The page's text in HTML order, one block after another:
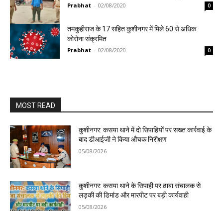
Prabhat - 02/08/2020 0
तमकुहीराज के 17 सहित कुशीनगर में मिले 60 से अधिक
कोरोना संक्रमित
Prabhat - 02/08/2020 0
MOST READ
कुशीनगर: कसया थाने में दो सिपाहियों पर सख्त कार्रवाई के
बाद डीआईजी ने किया औचक निरीक्षण
05/08/2026
कुशीनगर: कसया थाने के सिपाही पर ढाबा संचालक से
लड़की की डिमांड और मारपीट पर बड़ी कार्यवाही
05/08/2026